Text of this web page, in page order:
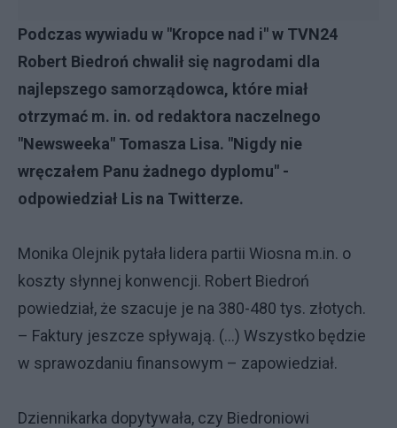
Podczas wywiadu w "Kropce nad i" w TVN24
Robert Biedroń chwalił się nagrodami dla
najlepszego samorządowca, które miał
otrzymać m. in. od redaktora naczelnego
"Newsweeka" Tomasza Lisa. "Nigdy nie
wręczałem Panu żadnego dyplomu" -
odpowiedział Lis na Twitterze.
Monika Olejnik pytała lidera partii Wiosna m.in. o
koszty słynnej konwencji. Robert Biedroń
powiedział, że szacuje je na 380-480 tys. złotych.
– Faktury jeszcze spływają. (…) Wszystko będzie
w sprawozdaniu finansowym – zapowiedział.
Dziennikarka dopytywała, czy Biedroniowi